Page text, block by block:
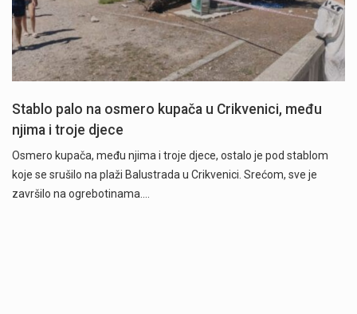
Stablo palo na osmero kupača u Crikvenici, među
njima i troje djece
Osmero kupača, među njima i troje djece, ostalo je pod stablom
koje se srušilo na plaži Balustrada u Crikvenici. Srećom, sve je
završilo na ogrebotinama.…